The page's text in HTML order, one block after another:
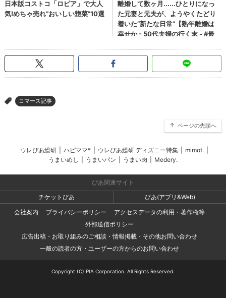
> コマース記事
ページの先頭へ
ウレぴあ総研 ハピママ* ウレぴあ総研 ディズニー特集 mimot.
うまいめし
うまいパン うまい肉 Medery.
ぴあ関連サイト
チケットぴあ
ぴあ(アプリ&Web)
会社案内
プライバシーポリシー
アクセスデータの利用・著作権等
外部送信ポリシー
広告出稿・お取り組みのご相談・情報掲載・その他お問い合わせ
一般の読者の方・ユーザーの方からのお問い合わせ
Copyright (C) PIA Corporation. All Rights Reserved.